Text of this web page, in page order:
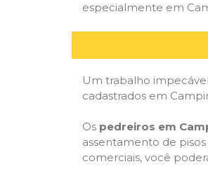
especialmente em
Um trabalho
cadastrados em
Os pedreiros em
assentamento de
comerciais, você